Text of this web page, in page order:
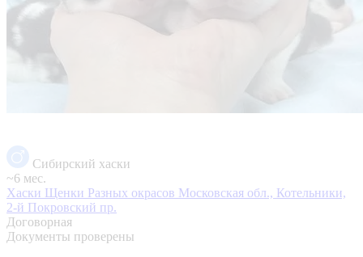
Сибирский хаски
~6 мес.
Хаски Щенки Разных окрасов Московская обл., Котельники,
2-й Покровский пр.
Договорная
Документы проверены